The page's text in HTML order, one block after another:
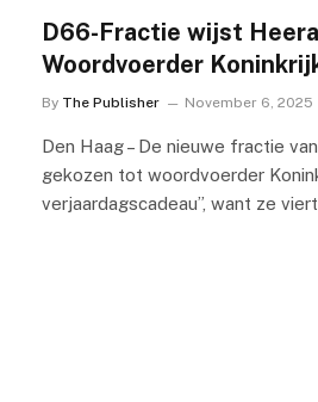
D66-Fractie wijst
Woordvoerder
By The Publisher November 6, 2025
Den Haag – De nieuwe fractie
gekozen tot woordvoerder
verjaardagscadeau”, want ze